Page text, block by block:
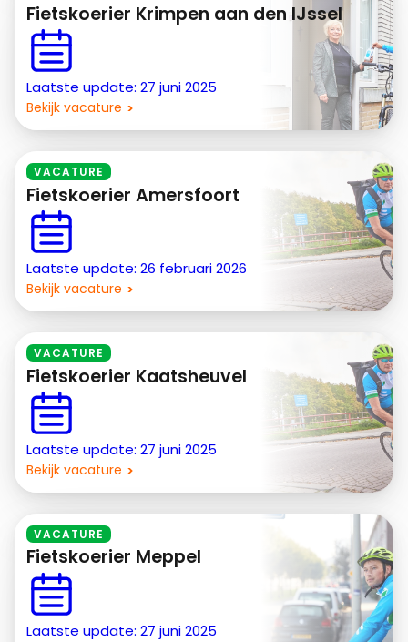
Fietskoerier Krimpen aan den IJssel
Laatste update: 27 juni 2025
Bekijk vacature
VACATURE
Fietskoerier Amersfoort
Laatste update: 26 februari 2026
Bekijk vacature
VACATURE
Fietskoerier Kaatsheuvel
Laatste update: 27 juni 2025
Bekijk vacature
VACATURE
Fietskoerier Meppel
Laatste update: 27 juni 2025